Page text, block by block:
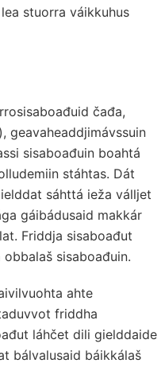
stuorra váikkuhus
čađa,
geavaheaddjimávssuin
sisaboađuin boahtá
stáhtas. Dát
sáhttá ieža válljet
gáibádusaid makkár
Friddja sisaboađut
sisaboađuin.
ahte
friddha
láhčet dili gielddaide
bálvalusaid báikkálaš